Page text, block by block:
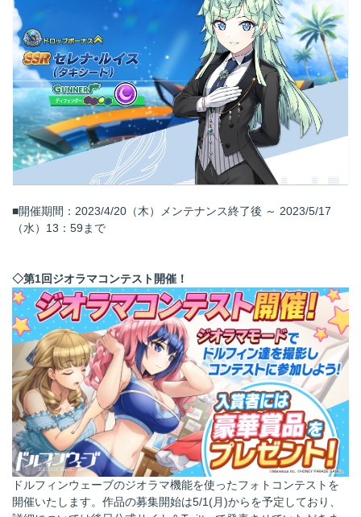
■開催期間：2023/4/20（木）メンテナンス終了後 ～ 2023/5/17
（水）13：59まで
◇第1回ジオラマコンテスト開催！
ドルフィンウェーブのジオラマ機能を使ったフォトコンテストを
開催いたします。作品の募集開始は5/1(月)からを予定しており、